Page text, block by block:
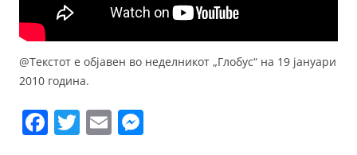
@Текстот е објавен во неделникот „Глобус“ на 19 јануари
2010 година.
F T E